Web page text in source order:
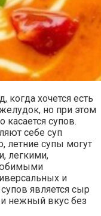
хочется есть
но при этом
касается супов.
себе суп
летние супы могут
легкими,
и
является сыр
нежный вкус без